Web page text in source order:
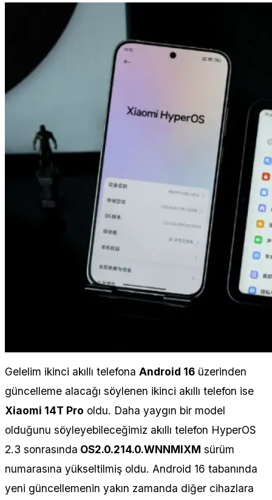
Gelelim ikinci akıllı telefona Android 16 üzerinden
güncelleme alacağı söylenen ikinci akıllı telefon ise
Xiaomi 14T Pro oldu. Daha yaygın bir model
olduğunu söyleyebileceğimiz akıllı telefon HyperOS
2.3 sonrasında OS2.0.214.0.WNNMIXM sürüm
numarasına yükseltilmiş oldu. Android 16 tabanında
yeni güncellemenin yakın zamanda diğer cihazlara